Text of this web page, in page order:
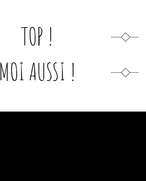
TOP !
MOI AUSSI !